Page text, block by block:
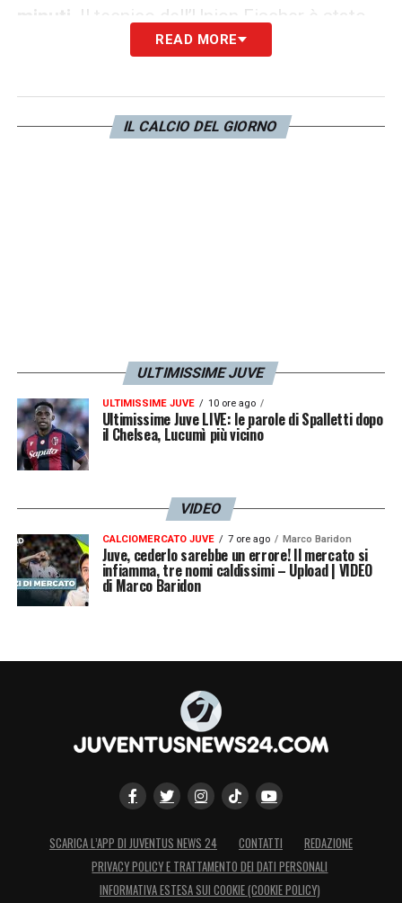
minuti . Il tecnico dell’Union Fischer è stato
costretto infatti a toglierlo dal campo per un
LA PLAYLIST DELLE NOSTRE TOP NEWS
READ MORE
IL CALCIO DEL GIORNO
ULTIMISSIME JUVE
ULTIMISSIME JUVE 10 ore ago
Ultimissime Juve LIVE: le parole di Spalletti dopo
il Chelsea, Lucumì più vicino
VIDEO
CALCIOMERCATO JUVE 7 ore ago Marco Baridon
Juve, cederlo sarebbe un errore! Il mercato si
infiamma, tre nomi caldissimi – Upload | VIDEO
di Marco Baridon
SCARICA L’APP DI JUVENTUS NEWS 24 CONTATTI
REDAZIONE
PRIVACY POLICY E TRATTAMENTO DEI DATI PERSONALI
INFORMATIVA ESTESA SUI COOKIE (COOKIE POLICY)